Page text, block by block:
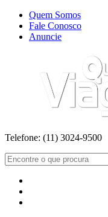
Quem Somos
Fale Conosco
Anuncie
Telefone: (11) 3024-9500